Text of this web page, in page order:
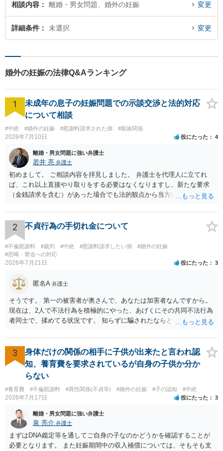
相談内容 離婚・男女問題、婚外の妊娠 変更
詳細条件 未選択 変更
婚外の妊娠の法律Q&Aランキング
1
未成年の息子の妊娠問題での示談交渉と法的対応
について相談
#中絶 #婚外の妊娠 #慰謝料請求された側 #親族関係
2026年7月10日 役にたった 4
離婚・男女問題に強い弁護士
若井 亮 弁護士
初めまして。 ご相談内容を拝見しました。 弁護士を代理人に立てれ
ば、これ以上直接やり取りをする必要はなくなりますし、新たな要求
（金銭請求を含む）があった場合でも法的観点から当方に支払うべき
いのであれば、基本的にはご自身で対応していくことになります。 こ
れ以上の要求を回避するためには、合意内容を書面しておくことで
す。 特に重要な点としては、合意事項以外には貸し借りが無いことを
確認する条項（清算条項）をきちんと盛り込んでおくことです。 お金
を払うにしても、紛争が蒸し返されないよう、合意書を作成して取り
交わすようにしてください。
2 不貞行為の手切れ金について
#不倫慰謝料 #裁判 #中絶 #慰謝料請求したい側
#婚外の妊娠
#恐喝・脅迫への対応
2026年7月21日 役にたった 3
匿名A 弁護士
そうです。 第一の被害者が奥さんで、あなたは加害者なんですから。
現在は、2人で不法行為を積極的にやった、あげくにその共同不法行為
者同士で、揉めてる状況です。 知らずに騙されたならともか
というだけですから。
3
身体だけの関係の相手に子供が出来たと言われ認
知、養育費を要求されているが自身の子供か分か
らない
#養育費 #不倫慰謝料 #異性関係(不貞等) #婚外の妊娠 #子の認知 #中絶
2026年7月17日 役にたった 3
離婚・男女問題に強い弁護士
泉 亮介 弁護士
まずはDNA鑑定等を通してご自身の子なのかどうかを確認することが
必要となります。 また妊娠期間中の収入補償については、そもそも支